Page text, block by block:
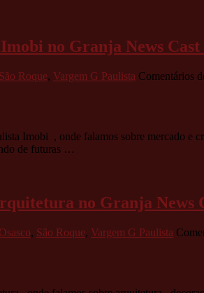
no Granja News Cast
São Roque, Vargem G Paulista Comentários
Imobi , onde falamos sobre mercado e
de futuras …
no Granja News
Osasco, São Roque, Vargem G Paulista